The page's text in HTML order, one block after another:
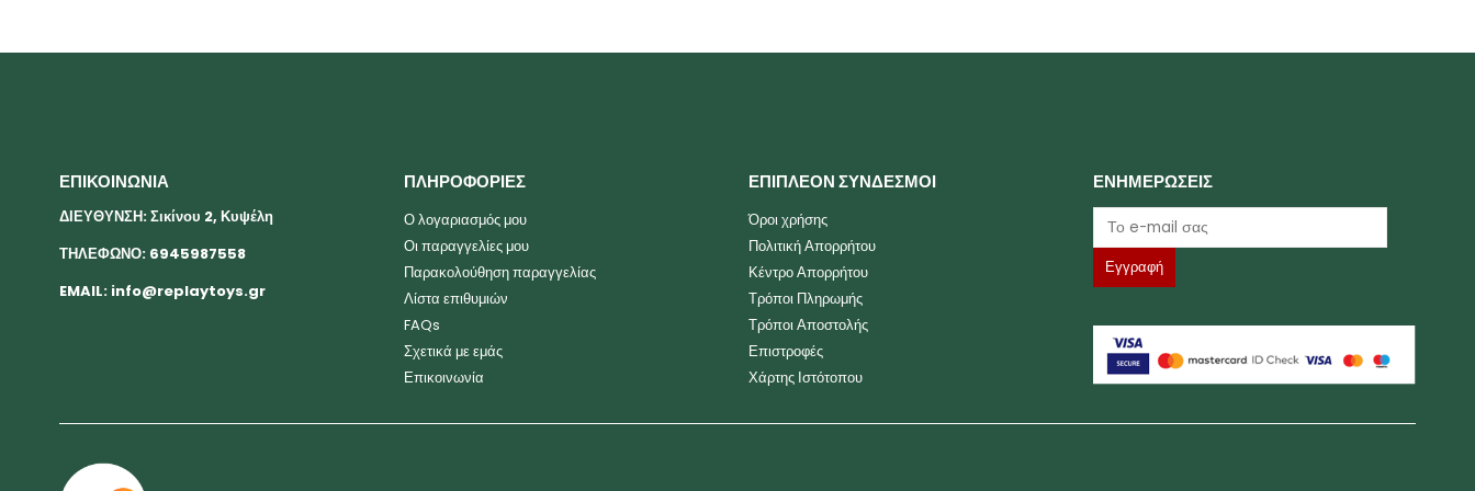
ΕΠΙΚΟΙΝΩΝΙΑ
ΔΙΕΥΘΥΝΣΗ: Σικίνου 2, Κυψέλη
ΤΗΛΕΦΩΝΟ: 6945987558
EMAIL: info@replaytoys.gr
ΠΛΗΡΟΦΟΡΙΕΣ
Ο λογαριασμός μου
Οι παραγγελίες μου
Παρακολούθηση παραγγελίας
Λίστα επιθυμιών
FAQs
Σχετικά με εμάς
Επικοινωνία
ΕΠΙΠΛΕΟΝ ΣΥΝΔΕΣΜΟΙ
Όροι χρήσης
Πολιτική Απορρήτου
Κέντρο Απορρήτου
Τρόποι Πληρωμής
Τρόποι Αποστολής
Επιστροφές
Χάρτης Ιστότοπου
ΕΝΗΜΕΡΩΣΕΙΣ